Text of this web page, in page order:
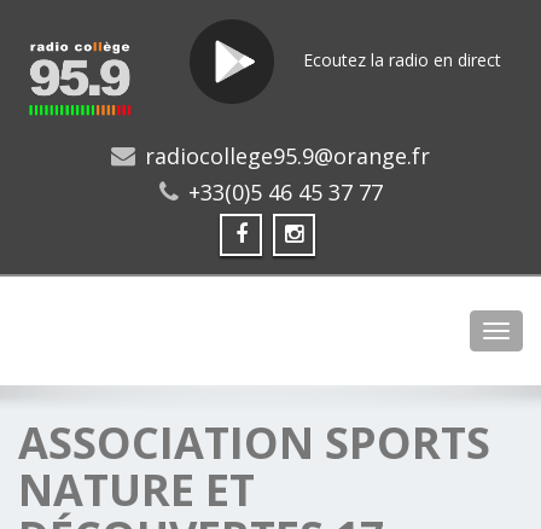
Ecoutez la radio en direct
radiocollege95.9@orange.fr
+33(0)5 46 45 37 77
ASSOCIATION SPORTS
NATURE ET